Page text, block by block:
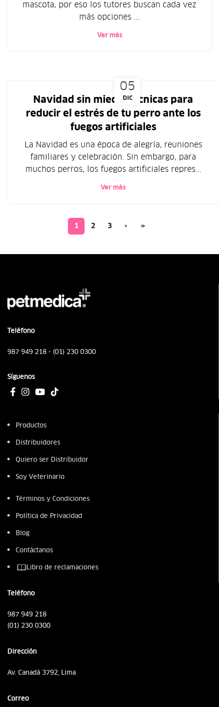
mascota, por eso los tutores buscan cada vez
más opciones ...
Ver más
05
DIC
Navidad sin miedo: técnicas para
reducir el estrés de tu perro ante los
fuegos artificiales
La Navidad es una época de alegría, reuniones
familiares y celebración. Sin embargo, para
muchos perros, los fuegos artificiales repres...
Ver más
1 2 3 › »
Teléfono
987 949 218 - (01) 230 0300
Síguenos
Productos
Distribuidores
Quiero ser Distribuidor
Soy Veterinario
Términos y Condiciones
Política de Privacidad
Blog
Contáctanos
Libro de reclamaciones
Teléfono
987 949 218
(01) 230 0300
Dirección
Av. Canadá 3792, Lima
Correo